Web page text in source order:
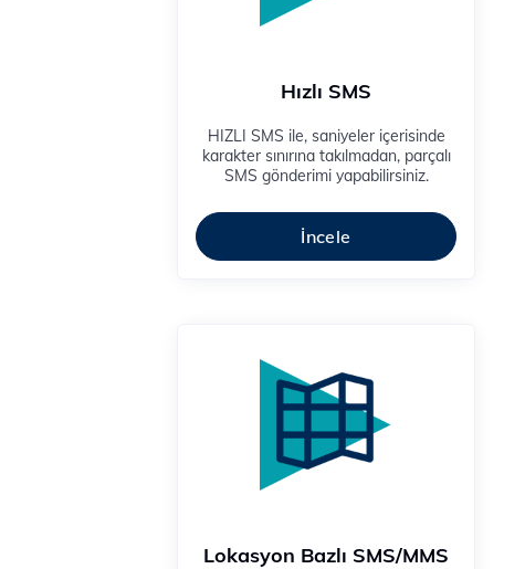
Hızlı SMS
HIZLI SMS ile, saniyeler içerisinde
karakter sınırına takılmadan, parçalı
SMS gönderimi yapabilirsiniz.
İncele
Lokasyon Bazlı SMS/MMS